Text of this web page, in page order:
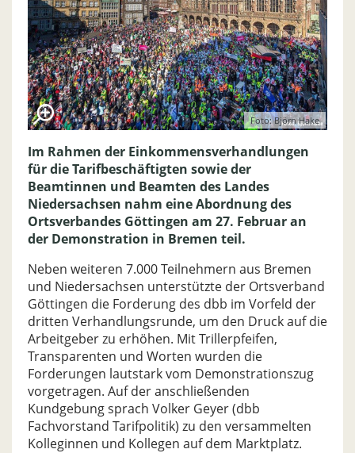
Foto: Björn Hake
Im Rahmen der Einkommensverhandlungen
für die Tarifbeschäftigten sowie der
Beamtinnen und Beamten des Landes
Niedersachsen nahm eine Abordnung des
Ortsverbandes Göttingen am 27. Februar an
der Demonstration in Bremen teil.
Neben weiteren 7.000 Teilnehmern aus Bremen
und Niedersachsen unterstützte der Ortsverband
Göttingen die Forderung des dbb im Vorfeld der
dritten Verhandlungsrunde, um den Druck auf die
Arbeitgeber zu erhöhen. Mit Trillerpfeifen,
Transparenten und Worten wurden die
Forderungen lautstark vom Demonstrationszug
vorgetragen. Auf der anschließenden
Kundgebung sprach Volker Geyer (dbb
Fachvorstand Tarifpolitik) zu den versammelten
Kolleginnen und Kollegen auf dem Marktplatz.